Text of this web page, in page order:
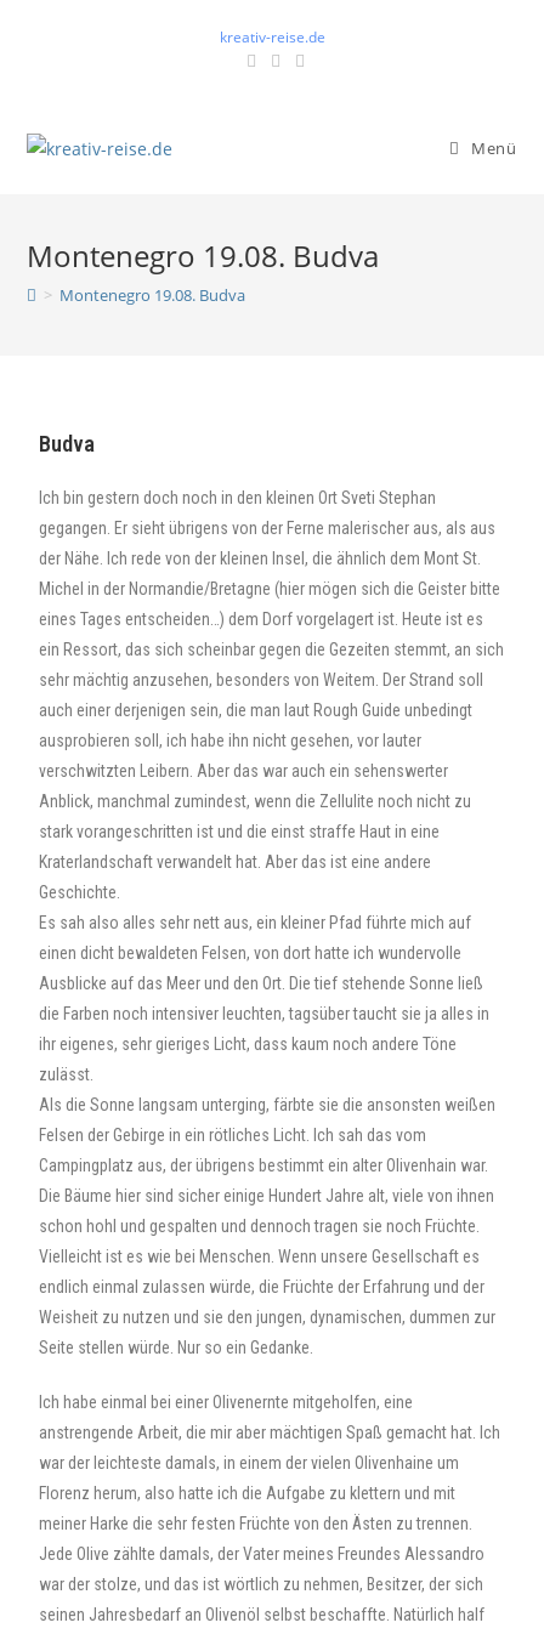
kreativ-reise.de
Menü
Montenegro 19.08. Budva
> Montenegro 19.08. Budva
Budva
Ich bin gestern doch noch in den kleinen Ort Sveti Stephan
gegangen. Er sieht übrigens von der Ferne malerischer aus, als aus
der Nähe. Ich rede von der kleinen Insel, die ähnlich dem Mont St.
Michel in der Normandie/Bretagne (hier mögen sich die Geister bitte
eines Tages entscheiden…) dem Dorf vorgelagert ist. Heute ist es
ein Ressort, das sich scheinbar gegen die Gezeiten stemmt, an sich
sehr mächtig anzusehen, besonders von Weitem. Der Strand soll
auch einer derjenigen sein, die man laut Rough Guide unbedingt
ausprobieren soll, ich habe ihn nicht gesehen, vor lauter
verschwitzten Leibern. Aber das war auch ein sehenswerter
Anblick, manchmal zumindest, wenn die Zellulite noch nicht zu
stark vorangeschritten ist und die einst straffe Haut in eine
Kraterlandschaft verwandelt hat. Aber das ist eine andere
Geschichte.
Es sah also alles sehr nett aus, ein kleiner Pfad führte mich auf
einen dicht bewaldeten Felsen, von dort hatte ich wundervolle
Ausblicke auf das Meer und den Ort. Die tief stehende Sonne ließ
die Farben noch intensiver leuchten, tagsüber taucht sie ja alles in
ihr eigenes, sehr gieriges Licht, dass kaum noch andere Töne
zulässt.
Als die Sonne langsam unterging, färbte sie die ansonsten weißen
Felsen der Gebirge in ein rötliches Licht. Ich sah das vom
Campingplatz aus, der übrigens bestimmt ein alter Olivenhain war.
Die Bäume hier sind sicher einige Hundert Jahre alt, viele von ihnen
schon hohl und gespalten und dennoch tragen sie noch Früchte.
Vielleicht ist es wie bei Menschen. Wenn unsere Gesellschaft es
endlich einmal zulassen würde, die Früchte der Erfahrung und der
Weisheit zu nutzen und sie den jungen, dynamischen, dummen zur
Seite stellen würde. Nur so ein Gedanke.
Ich habe einmal bei einer Olivenernte mitgeholfen, eine
anstrengende Arbeit, die mir aber mächtigen Spaß gemacht hat. Ich
war der leichteste damals, in einem der vielen Olivenhaine um
Florenz herum, also hatte ich die Aufgabe zu klettern und mit
meiner Harke die sehr festen Früchte von den Ästen zu trennen.
Jede Olive zählte damals, der Vater meines Freundes Alessandro
war der stolze, und das ist wörtlich zu nehmen, Besitzer, der sich
seinen Jahresbedarf an Olivenöl selbst beschaffte. Natürlich half